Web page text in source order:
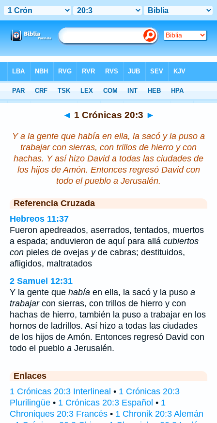
>1 Crónicas Capítulo 20 > Verso 3
◄ 1 Crónicas 20:3 ►
Y a la gente que había en ella, la sacó y la puso a
trabajarcon sierras, con trillos de hierro y con
hachas. Y así hizo David a todas las ciudades de
los hijos de Amón. Entonces regresó David con
todo el pueblo a Jerusalén.
Referencia Cruzada
Hebreos 11:37
Fueron apedreados, aserrados, tentados, muertos
a espada; anduvieron de aquí para allá cubiertos
con pieles de ovejas yde cabras; destituidos,
afligidos, maltratados
2 Samuel 12:31
Y la gente que había en ella, la sacó y la puso a
trabajarcon sierras, con trillos de hierro y con
hachas de hierro, también la puso a trabajar en los
hornos de ladrillos. Así hizo a todas las ciudades
de los hijos de Amón. Entonces regresó David con
todo el pueblo a Jerusalén.
Enlaces
1 Crónicas 20:3 Interlineal • 1 Crónicas 20:3
Plurilingüe • 1 Crónicas 20:3 Español • 1
Chroniques 20:3 Francés • 1 Chronik 20:3 Alemán